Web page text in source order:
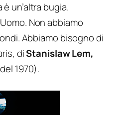
un’altra bugia.
Non abbiamo
Abbiamo bisogno di
, diStanislaw Lem,
1970).